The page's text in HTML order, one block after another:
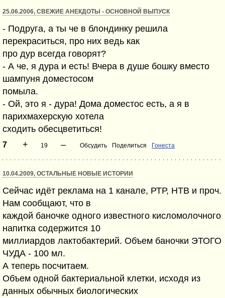
25.06.2006, СВЕЖИЕ АНЕКДОТЫ - ОСНОВНОЙ ВЫПУСК
- Подруга, а ты че в блондинку решила
перекраситься, про них ведь как
про дур всегда говорят?
- А че, я дура и есть! Вчера в душе бошку вместо
шампуня доместосом
помыла.
- Ой, это я - дура! Дома доместос есть, а я в
парихмахерскую хотела
сходить обесцветиться!
7 + 19 – Обсудить Поделиться Гонеста
10.04.2009, ОСТАЛЬНЫЕ НОВЫЕ ИСТОРИИ
Сейчас идёт реклама на 1 канале, РТР, НТВ и проч.
Нам сообщают, что в
каждой баночке одного известного кисломолочного
напитка содержится 10
миллиардов лактобактерий. Объем баночки ЭТОГО
ЧУДА - 100 мл.
А теперь посчитаем.
Объем одной бактериальной клетки, исходя из
данных обычных биологических